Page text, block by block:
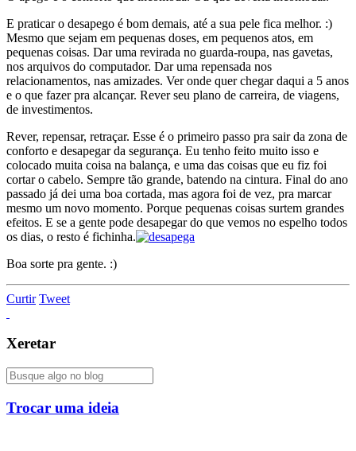
E praticar o desapego é bom demais, até a sua pele fica melhor. :)
Mesmo que sejam em pequenas doses, em pequenos atos, em
pequenas coisas. Dar uma revirada no guarda-roupa, nas gavetas,
nos arquivos do computador. Dar uma repensada nos
relacionamentos, nas amizades. Ver onde quer chegar daqui a 5 anos
e o que fazer pra alcançar. Rever seu plano de carreira, de viagens,
de investimentos.
Rever, repensar, retraçar. Esse é o primeiro passo pra sair da zona de
conforto e desapegar da segurança. Eu tenho feito muito isso e
colocado muita coisa na balança, e uma das coisas que eu fiz foi
cortar o cabelo. Sempre tão grande, batendo na cintura. Final do ano
passado já dei uma boa cortada, mas agora foi de vez, pra marcar
mesmo um novo momento. Porque pequenas coisas surtem grandes
efeitos. E se a gente pode desapegar do que vemos no espelho todos
os dias, o resto é fichinha.
Boa sorte pra gente. :)
Curtir Tweet
Xeretar
Trocar uma ideia